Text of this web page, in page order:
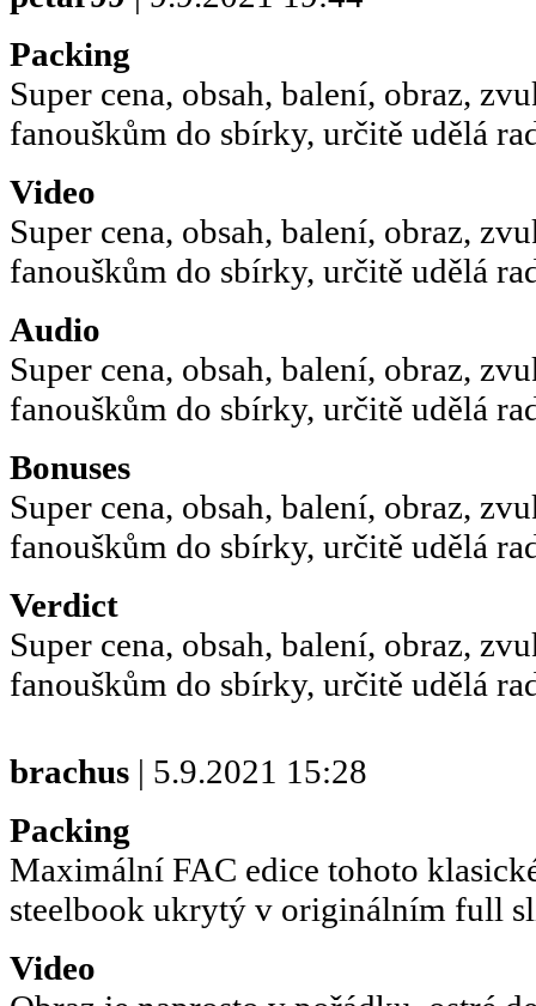
Packing
Super cena, obsah, balení, obraz,
fanouškům do sbírky, určitě udělá
Video
Super cena, obsah, balení, obraz,
fanouškům do sbírky, určitě udělá
Audio
Super cena, obsah, balení, obraz,
fanouškům do sbírky, určitě udělá
Bonuses
Super cena, obsah, balení, obraz,
fanouškům do sbírky, určitě udělá
Verdict
Super cena, obsah, balení, obraz,
fanouškům do sbírky, určitě udělá
brachus | 5.9.2021 15:28
Packing
Maximální FAC edice tohoto
steelbook ukrytý v originálním full
Video